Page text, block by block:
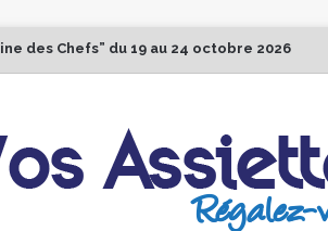
des Chefs” du 19 au 24 octobre 2026